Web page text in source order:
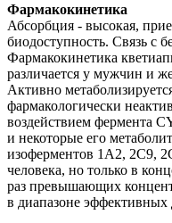
Фармакокинетика
Абсорбция - высокая,
биодоступность. Связь с
Фармакокинетика
различается у мужчин и
Активно
фармакологически
воздействием фермента
и некоторые его
изоферментов 1А2, 2С9,
человека, но только в
раз превышающих
в диапазоне эффективных